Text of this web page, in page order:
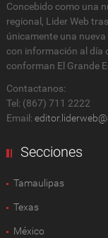
Concebido como una
regional, Lider Web
únicamente una
con información al día
conforman El Grande
Contactanos:
Tel: (867) 711 2222
Email:
Secciones
Tamaulipas
Texas
México